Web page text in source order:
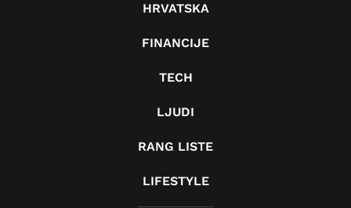
HRVATSKA
FINANCIJE
TECH
LJUDI
RANG LISTE
LIFESTYLE